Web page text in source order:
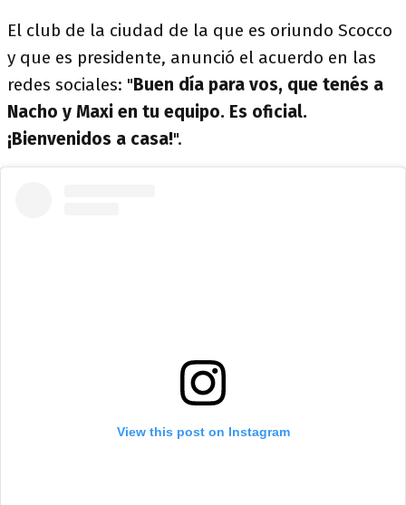
El club de la ciudad de la que es oriundo Scocco
y que es presidente, anunció el acuerdo en las
redes sociales: "Buen día para vos, que tenés a
Nacho y Maxi en tu equipo. Es oficial.
¡Bienvenidos a casa!".
View this post on Instagram